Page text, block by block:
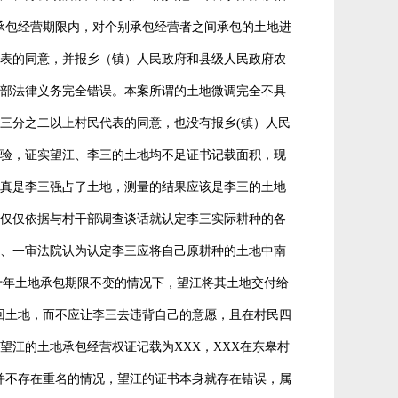
经营期限内，对个别承包经营者之间承包的土地进
的同意，并报乡（镇）人民政府和县级人民政府农
法律义务完全错误。本案所谓的土地微调完全不具
分之二以上村民代表的同意，也没有报乡(镇）人民
，证实望江、李三的土地均不足证书记载面积，现
是李三强占了土地，测量的结果应该是李三的土地
仅依据与村干部调查谈话就认定李三实际耕种的各
一审法院认为认定李三应将自己原耕种的土地中南
土地承包期限不变的情况下，望江将其土地交付给
地，而不应让李三去违背自己的意愿，且在村民四
江的土地承包经营权证记载为XXX，XXX在东皋村
存在重名的情况，望江的证书本身就存在错误，属